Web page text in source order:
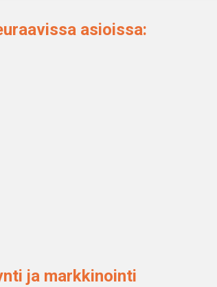
asioissa:
ja markkinointi